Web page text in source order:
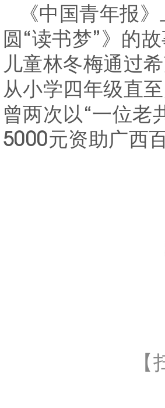
《中国青年报
圆“读书梦”》的
儿童林冬梅通过
从小学四年级直
曾两次以“一位老
5000元资助广西
【